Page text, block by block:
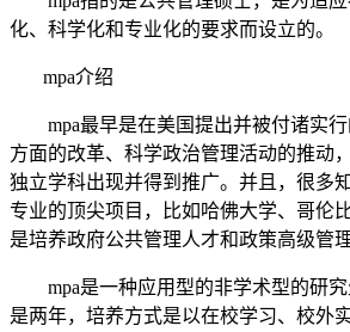
化、科学化和专业化的要求而设立的。
mpa介绍
mpa最早是在美国提出并被付诸实行
方面的改革、科学政治管理活动的推动
独立学科出现并得到推广。并且，很多
专业的顶尖项目，比如哈佛大学、哥伦
是培养政府公共管理人才和政策高级管理
mpa是一种应用型的非学术型的研究
是两年，培养方式是以在校学习、校外